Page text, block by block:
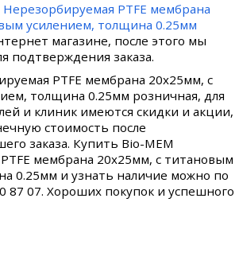
Нерезорбируемая PTFE мембрана
усилением, толщина 0.25мм
магазине, после этого мы
подтверждения заказа.
PTFE мембрана 20x25мм, с
толщина 0.25мм розничная, для
и клиник имеются скидки и акции,
стоимость после
заказа. Купить Bio-MEM
мембрана 20x25мм, с титановым
0.25мм и узнать наличие можно по
87 07. Хороших покупок и успешного